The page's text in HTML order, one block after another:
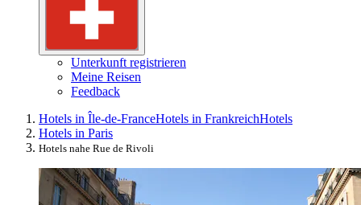
Unterkunft registrieren
Meine Reisen
Feedback
Hotels in Île-de-FranceHotels in FrankreichHotels
Hotels in Paris
Hotels nahe Rue de Rivoli